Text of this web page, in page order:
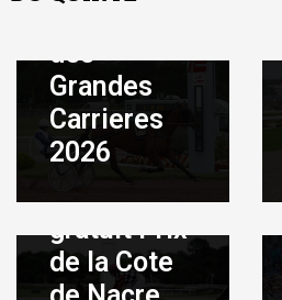
des
Grandes
Carrieres
2026
Août 7, 2026 | By
ADMIN
Pronostic
quinté
gratuit Prix
de la Cote